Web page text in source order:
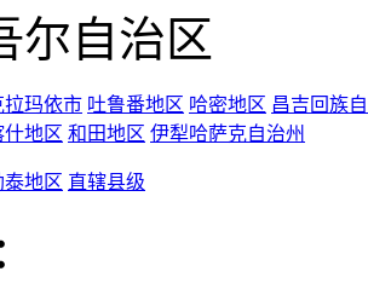
尔自治区
拉玛依市 吐鲁番地区 哈密地区 昌吉回族
什地区 和田地区 伊犁哈萨克自治州
泰地区 直辖县级